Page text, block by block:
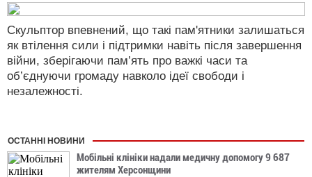
Скульптор впевнений, що такі пам'ятники залишаться
як втілення сили і підтримки навіть після завершення
війни, зберігаючи пам’ять про важкі часи та
об’єднуючи громаду навколо ідеї свободи і
незалежності.
ОСТАННІ НОВИНИ
Мобільні клініки надали медичну допомогу 9 687
жителям Херсонщини